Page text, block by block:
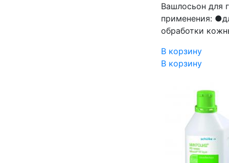
Вашлосьон для
применения:
обработки
В корзину
В корзину